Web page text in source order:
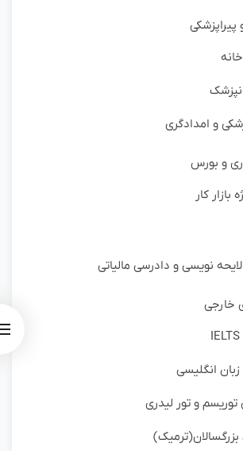
پیراپزشکی
و امدادگری
و بورس
کار
نویسی و دادرسی مالیاتی
خارجی
انگلیسی
و تور لیدری
بزرگسالان(ترمیک)